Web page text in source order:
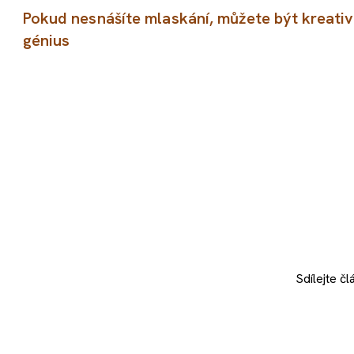
Pokud nesnášíte mlaskání, můžete být
génius
Sdílejte